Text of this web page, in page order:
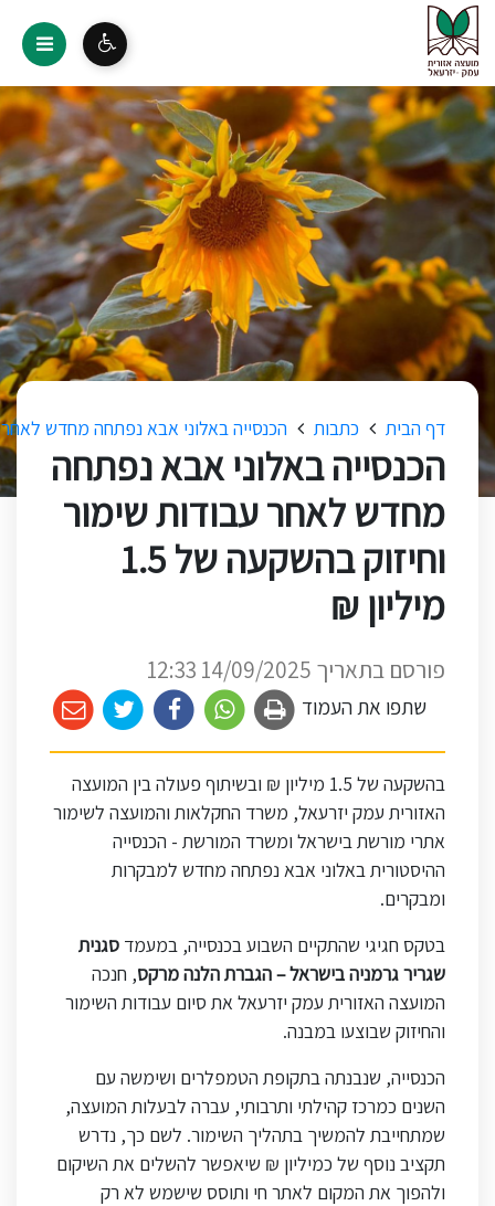
דף הבית כתבות הכנסייה באלוני אבא נפתחה מחדש לאחר
הכנסייה באלוני אבא נפתחה
מחדש לאחר עבודות שימור
וחיזוק בהשקעה של 1.5
מיליון ₪
פורסם בתאריך 14/09/2025 12:33
שתפו את העמוד
בהשקעה של 1.5 מיליון ₪ ובשיתוף פעולה בין המועצה
האזורית עמק יזרעאל, משרד החקלאות והמועצה לשימור
אתרי מורשת בישראל ומשרד המורשת - הכנסייה
ההיסטורית באלוני אבא נפתחה מחדש למבקרות
ומבקרים.
בטקס חגיגי שהתקיים השבוע בכנסייה, במעמד סגנית
שגריר גרמניה בישראל – הגברת הלנה מרקס, חנכה
המועצה האזורית עמק יזרעאל את סיום עבודות השימור
והחיזוק שבוצעו במבנה.
הכנסייה, שנבנתה בתקופת הטמפלרים ושימשה עם
השנים כמרכז קהילתי ותרבותי, עברה לבעלות המועצה,
שמתחייבת להמשיך בתהליך השימור. לשם כך, נדרש
תקציב נוסף של כמיליון ₪ שיאפשר להשלים את השיקום
ולהפוך את המקום לאתר חי ותוסס שישמש לא רק